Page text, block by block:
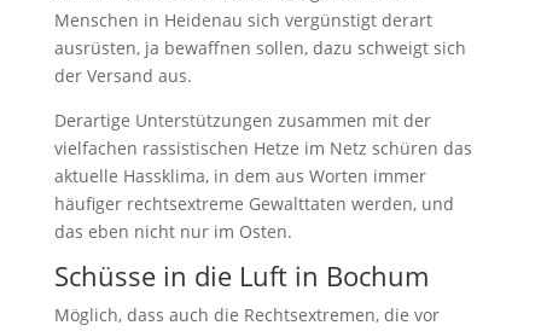
Menschen in Heidenau sich vergünstigt derart
ausrüsten, ja bewaffnen sollen, dazu schweigt sich
der Versand aus.
Derartige Unterstützungen zusammen mit der
vielfachen rassistischen Hetze im Netz schüren das
aktuelle Hassklima, in dem aus Worten immer
häufiger rechtsextreme Gewalttaten werden, und
das eben nicht nur im Osten.
Schüsse in die Luft in Bochum
Möglich, dass auch die Rechtsextremen, die vor